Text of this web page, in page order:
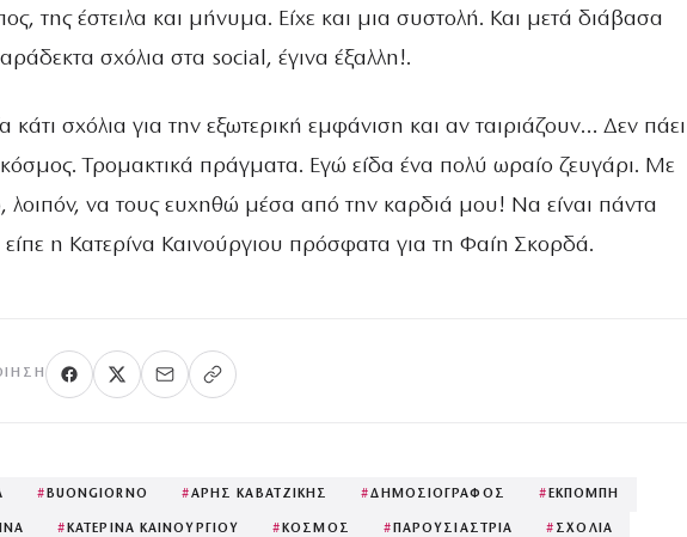
της έστειλα και μήνυμα. Είχε και μια συστολή. Και μετά διάβασα
σχόλια στα social, έγινα έξαλλη!.
κάτι σχόλια για την εξωτερική εμφάνιση και αν ταιριάζουν… Δεν πάει
Τρομακτικά πράγματα. Εγώ είδα ένα πολύ ωραίο ζευγάρι. Με
λοιπόν, να τους ευχηθώ μέσα από την καρδιά μου! Να είναι πάντα
η Κατερίνα Καινούργιου πρόσφατα για τη Φαίη Σκορδά.
# BUONGIORNO #ΑΡΗΣ ΚΑΒΑΤΖΙΚΗΣ #ΔΗΜΟΣΙΟΓΡΑΦΟΣ # ΕΚΠΟΜΠΗ
# ΚΑΤΕΡΙΝΑ ΚΑΙΝΟΥΡΓΙΟΥ # ΚΟΣΜΟΣ # ΠΑΡΟΥΣΙΑΣΤΡΙΑ # ΣΧΟΛΙΑ